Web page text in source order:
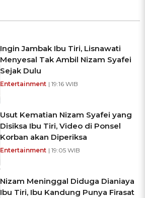
Ingin Jambak Ibu Tiri, Lisnawati
Menyesal Tak Ambil Nizam Syafei
Sejak Dulu
Entertainment | 19:16 WIB
Usut Kematian Nizam Syafei yang
Disiksa Ibu Tiri, Video di Ponsel
Korban akan Diperiksa
Entertainment | 19:05 WIB
Nizam Meninggal Diduga Dianiaya
Ibu Tiri, Ibu Kandung Punya Firasat